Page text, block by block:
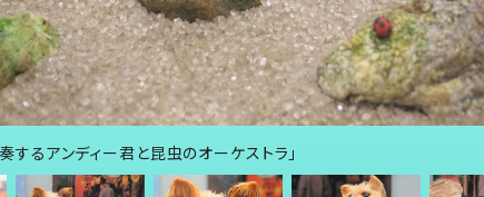
するアンディー君と昆虫のオーケストラ」